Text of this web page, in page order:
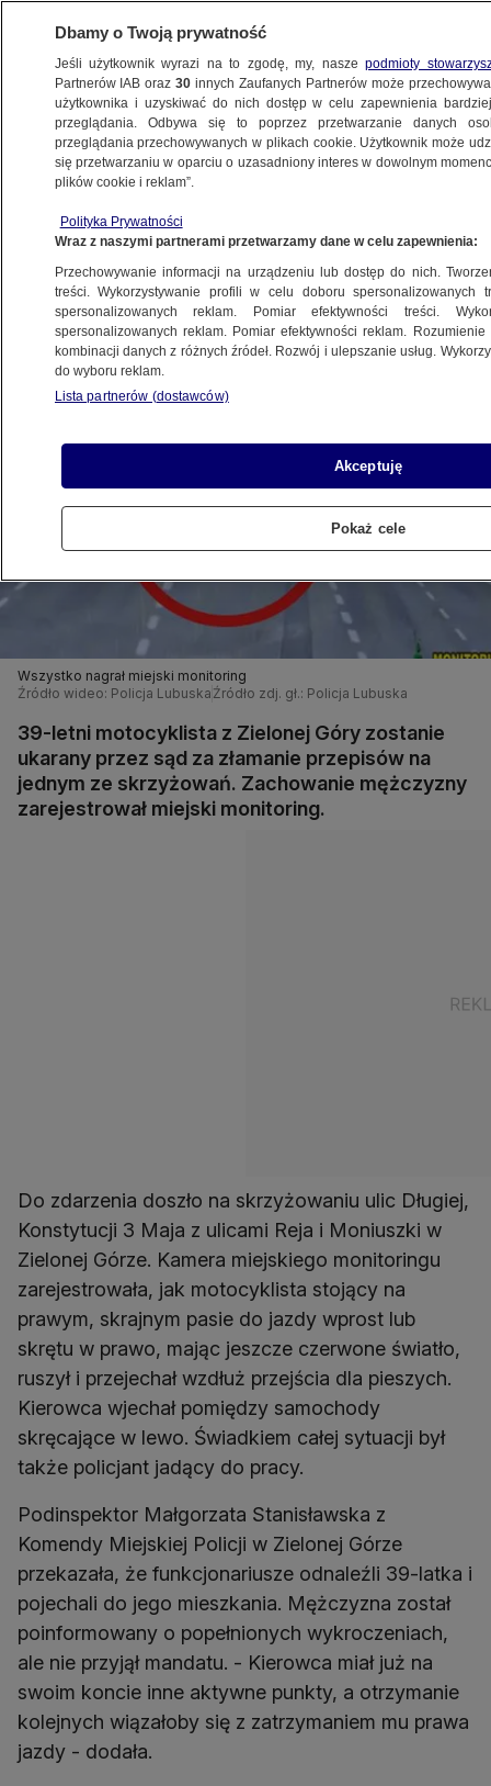
LUBUSKIE
Wszystko nagrał miejski monitoring
16.09.2025, 18:41
Posłuchaj artykułu
Czyta lektor AI
Wszystko nagrał miejski monitoring
Źródło wideo: Policja Lubuska Źródło zdj. gł.: Policja Lubuska
39-letni motocyklista z Zielonej Góry zostanie
ukarany przez sąd za złamanie przepisów na
jednym ze skrzyżowań. Zachowanie mężczyzny
zarejestrował miejski monitoring.
Do zdarzenia doszło na skrzyżowaniu ulic Długiej,
Konstytucji 3 Maja z ulicami Reja i Moniuszki w
Zielonej Górze. Kamera miejskiego monitoringu
zarejestrowała, jak motocyklista stojący na
prawym, skrajnym pasie do jazdy wprost lub
skrętu w prawo, mając jeszcze czerwone światło,
ruszył i przejechał wzdłuż przejścia dla pieszych.
Kierowca wjechał pomiędzy samochody
skręcające w lewo. Świadkiem całej sytuacji był
także policjant jadący do pracy.
Podinspektor Małgorzata Stanisławska z
Komendy Miejskiej Policji w Zielonej Górze
przekazała, że funkcjonariusze odnaleźli 39-latka i
pojechali do jego mieszkania. Mężczyzna został
poinformowany o popełnionych wykroczeniach,
ale nie przyjął mandatu. - Kierowca miał już na
swoim koncie inne aktywne punkty, a otrzymanie
kolejnych wiązałoby się z zatrzymaniem mu prawa
jazdy - dodała.
Dbamy o Twoją prywatność
Jeśli użytkownik wyrazi na to zgodę, my, naszepodmioty
Partnerów IAB oraz30 innych Zaufanych Partnerów może
użytkownika i uzyskiwać do nich dostęp w celu zapewnienia
przeglądania. Odbywa się to poprzez przetwarzanie danych
przeglądania przechowywanych w plikach cookie. Użytkownik może
się przetwarzaniu w oparciu o uzasadniony interes w dowolnym
plików cookie i reklam”.
Polityka Prywatności
Wraz z naszymi partnerami przetwarzamy dane w celu zapewnienia:
Przechowywanie informacji na urządzeniu lub dostęp do nich.
treści. Wykorzystywanie profili w celu doboru spersonalizowanych
spersonalizowanych reklam. Pomiar efektywności treści.
spersonalizowanych reklam. Pomiar efektywności reklam.
kombinacji danych z różnych źródeł. Rozwój i ulepszanie usług.
do wyboru reklam.
Lista partnerów (dostawców)
Akceptuję
Pokaż cele